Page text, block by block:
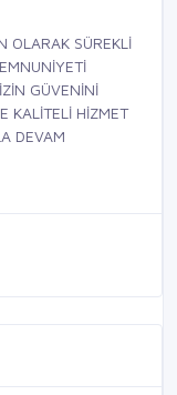
OLARAK SÜREKLİ
GÜVENİNİ
KALİTELİ HİZMET
DEVAM